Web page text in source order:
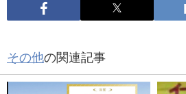
その他の関連記事